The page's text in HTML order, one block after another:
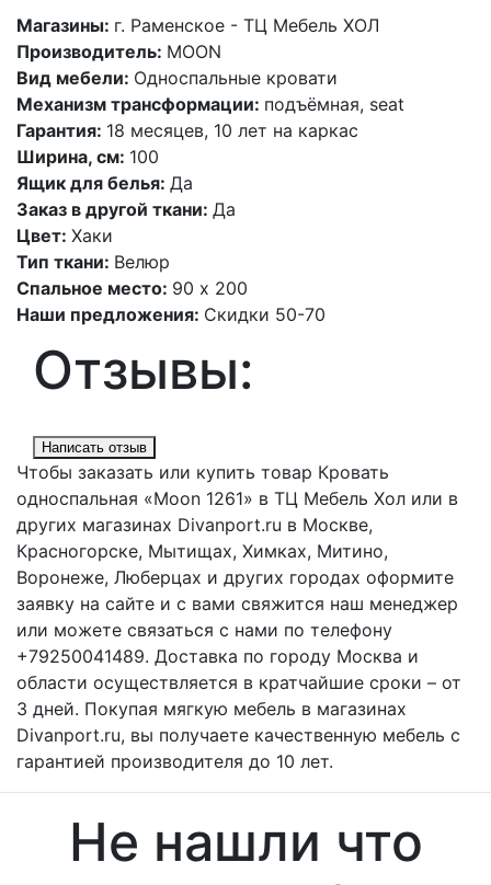
Магазины: г. Раменское - ТЦ Мебель ХОЛ
Производитель: MOON
Вид мебели: Односпальные кровати
Механизм трансформации: подъёмная, seat
Гарантия: 18 месяцев, 10 лет на каркас
Ширина, см: 100
Ящик для белья: Да
Заказ в другой ткани: Да
Цвет: Хаки
Тип ткани: Велюр
Спальное место: 90 х 200
Наши предложения: Скидки 50-70
Отзывы:
Написать отзыв
Чтобы заказать или купить товар Кровать
односпальная «Moon 1261» в ТЦ Мебель Хол или в
других магазинах Divanport.ru в Москве,
Красногорске, Мытищах, Химках, Митино,
Воронеже, Люберцах и других городах оформите
заявку на сайте и с вами свяжится наш менеджер
или можете связаться с нами по телефону
+79250041489. Доставка по городу Москва и
области осуществляется в кратчайшие сроки – от
3 дней. Покупая мягкую мебель в магазинах
Divanport.ru, вы получаете качественную мебель с
гарантией производителя до 10 лет.
Не нашли что